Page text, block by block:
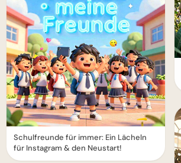
Schulfreunde für immer: Ein Lächeln
für Instagram & den Neustart!